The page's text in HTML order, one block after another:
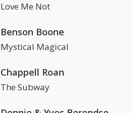
Love Me Not
Benson Boone
Mystical Magical
Chappell Roan
The Subway